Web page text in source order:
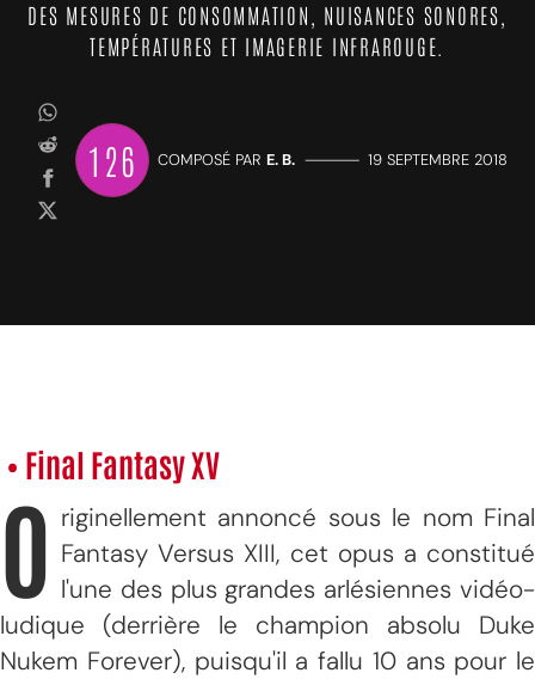
DES MESURES DE CONSOMMATION, NUISANCES SONORES,
TEMPÉRATURES ET IMAGERIE INFRAROUGE.
126 COMPOSÉ PAR E. B. ————— 19 SEPTEMBRE 2018
• Final Fantasy XV
O riginellement annoncé sous le nom Final
Fantasy Versus XIII, cet opus a constitué
l'une des plus grandes arlésiennes vidéo-
ludique (derrière le champion absolu Duke
Nukem Forever), puisqu'il a fallu 10 ans pour le